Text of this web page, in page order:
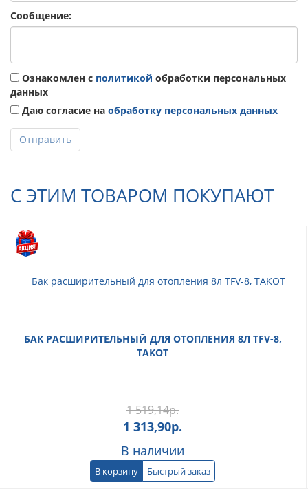
Сообщение:
Ознакомлен с политикой обработки персональных
данных
Даю согласие на обработку персональных данных
Отправить
С ЭТИМ ТОВАРОМ ПОКУПАЮТ
БАК РАСШИРИТЕЛЬНЫЙ ДЛЯ ОТОПЛЕНИЯ 8Л TFV-8,
TAKOT
1 519,14р.
1 313,90р.
В наличии
В корзину Быстрый заказ